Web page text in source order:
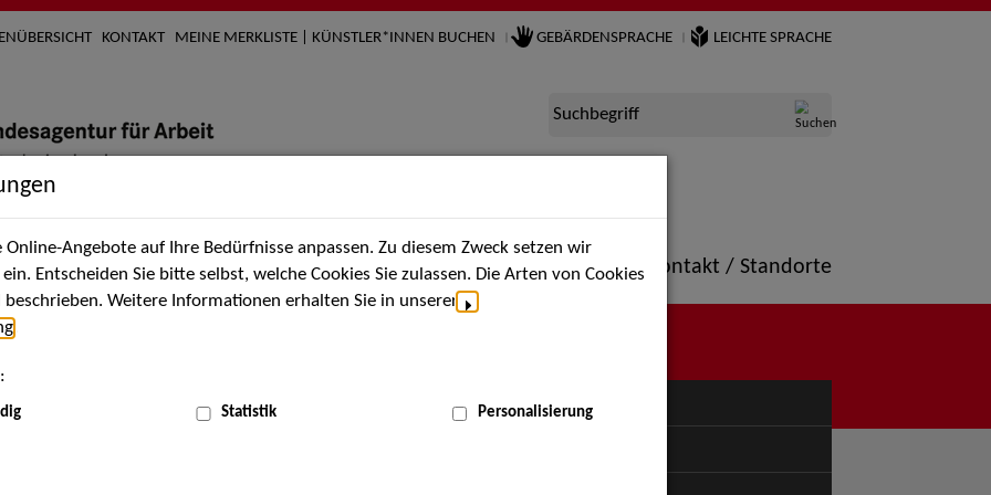
KONTAKT MEINE MERKLISTE | KÜNSTLER*INNEN BUCHEN GEBÄRDENSPRACHE LEICHTE SPRACHE
Suchbegriff
Künstler*innen Über uns Aktuelles Termine Portfolio Kontakt / Standorte
MENÜ
Angebote auf Ihre Bedürfnisse anpassen. Zu diesem Zweck setzen wir
Entscheiden Sie bitte selbst, welche Cookies Sie zulassen. Die Arten von Cookies
Weitere Informationen erhalten Sie in unserer
Statistik Personalisierung